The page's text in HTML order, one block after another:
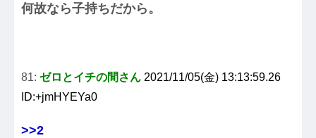
何故なら子持ちだから。
81: ゼロとイチの間さん 2021/11/05(金) 13:13:59.26
ID:+jmHYEYa0
>>2